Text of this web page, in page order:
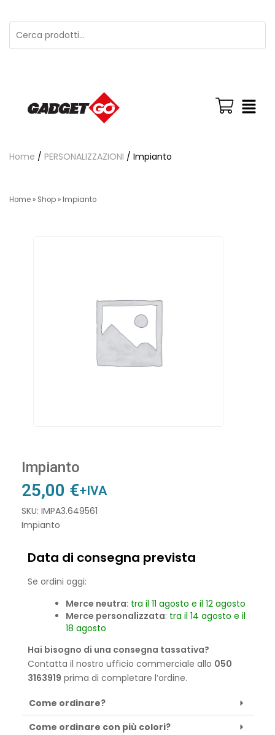
Home / PERSONALIZZAZIONI / Impianto
Home » Shop » Impianto
Impianto
25,00 €+IVA
SKU: IMPA3.649561
Impianto
Data di consegna prevista
Se ordini oggi:
Merce neutra: tra il 11 agosto e il 12 agosto
Merce personalizzata: tra il 14 agosto e il
18 agosto
Hai bisogno di una consegna tassativa?
Contatta il nostro ufficio commerciale allo 050
3163919 prima di completare l’ordine.
Come ordinare?
Come ordinare con più colori?